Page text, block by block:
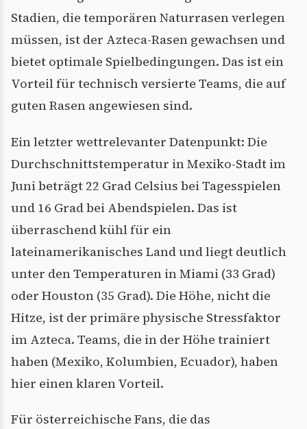
Stadien, die temporären Naturrasen verlegen
müssen, ist der Azteca-Rasen gewachsen und
bietet optimale Spielbedingungen. Das ist ein
Vorteil für technisch versierte Teams, die auf
guten Rasen angewiesen sind.
Ein letzter wettrelevanter Datenpunkt: Die
Durchschnittstemperatur in Mexiko-Stadt im
Juni beträgt 22 Grad Celsius bei Tagesspielen
und 16 Grad bei Abendspielen. Das ist
überraschend kühl für ein
lateinamerikanisches Land und liegt deutlich
unter den Temperaturen in Miami (33 Grad)
oder Houston (35 Grad). Die Höhe, nicht die
Hitze, ist der primäre physische Stressfaktor
im Azteca. Teams, die in der Höhe trainiert
haben (Mexiko, Kolumbien, Ecuador), haben
hier einen klaren Vorteil.
Für österreichische Fans, die das